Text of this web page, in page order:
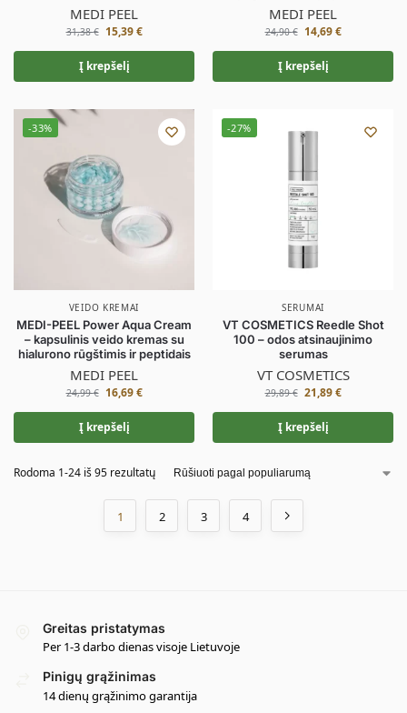
MEDI PEEL
31,38€ 15,39€
Į krepšelį
MEDI PEEL
24,90€ 14,69€
Į krepšelį
-33%
VEIDO KREMAI
MEDI-PEEL Power Aqua Cream
– kapsulinis veido kremas su
hialurono rūgštimis ir peptidais
MEDI PEEL
24,99€ 16,69€
Į krepšelį
-27%
SERUMAI
VT COSMETICS Reedle Shot
100 – odos atsinaujinimo
serumas
VT COSMETICS
29,89€ 21,89€
Į krepšelį
Rodoma 1-24 iš 95 rezultatų
1 2 3 4
Greitas pristatymas
Per 1-3 darbo dienas visoje Lietuvoje
Pinigų grąžinimas
14 dienų grąžinimo garantija